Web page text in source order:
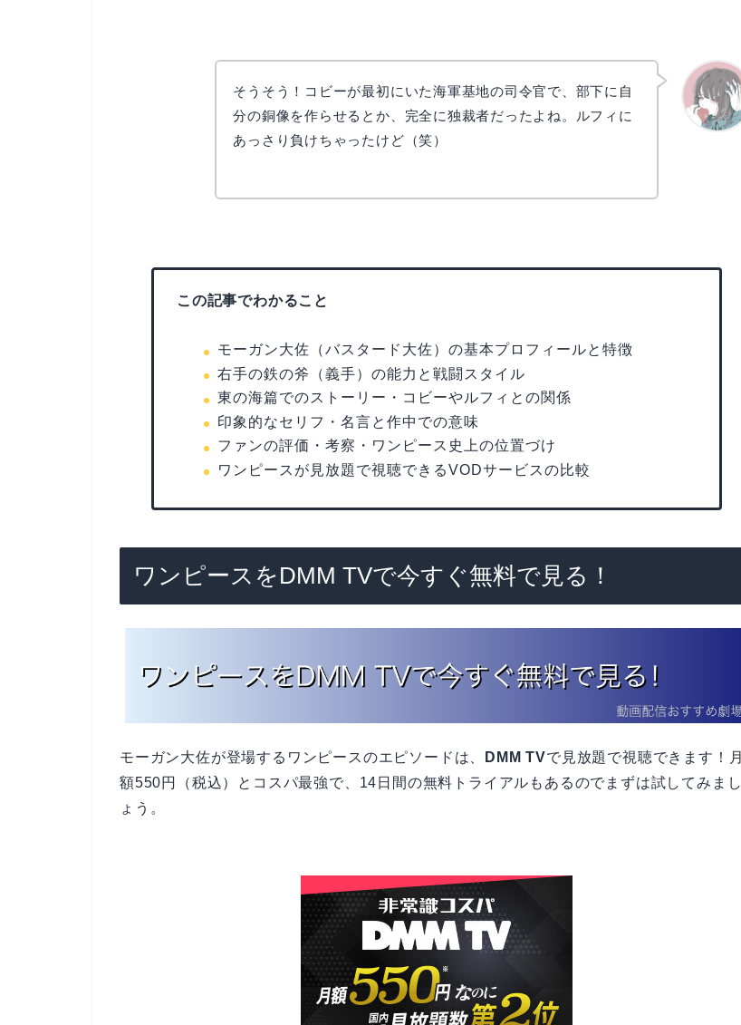
そうそう！コビーが最初にいた海軍基地の司令官で、部下に自
分の銅像を作らせるとか、完全に独裁者だったよね。ルフィに
あっさり負けちゃったけど（笑）
この記事でわかること
モーガン大佐（バスタード大佐）の基本プロフィールと特徴
右手の鉄の斧（義手）の能力と戦闘スタイル
東の海篇でのストーリー・コビーやルフィとの関係
印象的なセリフ・名言と作中での意味
ファンの評価・考察・ワンピース史上の位置づけ
ワンピースが見放題で視聴できるVODサービスの比較
ワンピースをDMM TVで今すぐ無料で見る！
モーガン大佐が登場するワンピースのエピソードは、 DMM TVで見放題で視聴できます！月
額550円（税込）とコスパ最強で、14日間の無料トライアルもあるのでまずは試してみまし
ょう。